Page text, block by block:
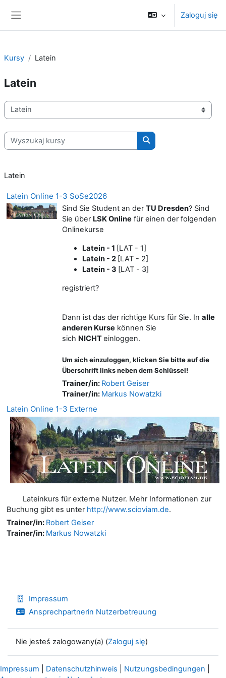
Zaloguj się
Kursy Latein
Latein
Kategorie kursów
Wyszukaj kursy
Wyszukaj kursy
Latein
Latein Online 1-3 SoSe2026
Sind Sie Student an derTU Dresden? Sind
Sie über LSK Online für einen der folgenden
Onlinekurse
Latein - 1 [LAT - 1]
Latein - 2 [LAT - 2]
Latein - 3 [LAT - 3]
registriert?
Dann ist das der richtige Kurs für Sie. In alle
anderen Kurse können Sie
sich NICHTeinloggen.
Um sich einzuloggen, klicken Sie bitte auf die
Überschrift links neben dem Schlüssel!
Trainer/in: Robert Geiser
Trainer/in: Markus Nowatzki
Latein Online 1-3 Externe
Lateinkurs für externe Nutzer. Mehr Informationen zur
Buchung gibt es unter http://www.scioviam.de.
Trainer/in: Robert Geiser
Trainer/in: Markus Nowatzki
Impressum
Ansprechpartnerin Nutzerbetreuung
Nie jesteś zalogowany(a) (Zaloguj się)
Impressum Datenschutzhinweis Nutzungsbedingungen